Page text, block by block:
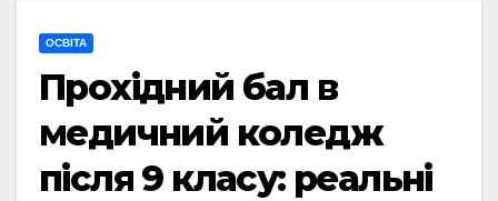
ОСВІТА
Прохідний бал в
медичний коледж
після 9 класу: реальні